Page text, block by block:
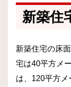
新築住
新築住宅の床
宅は40平方メ
は、120平方